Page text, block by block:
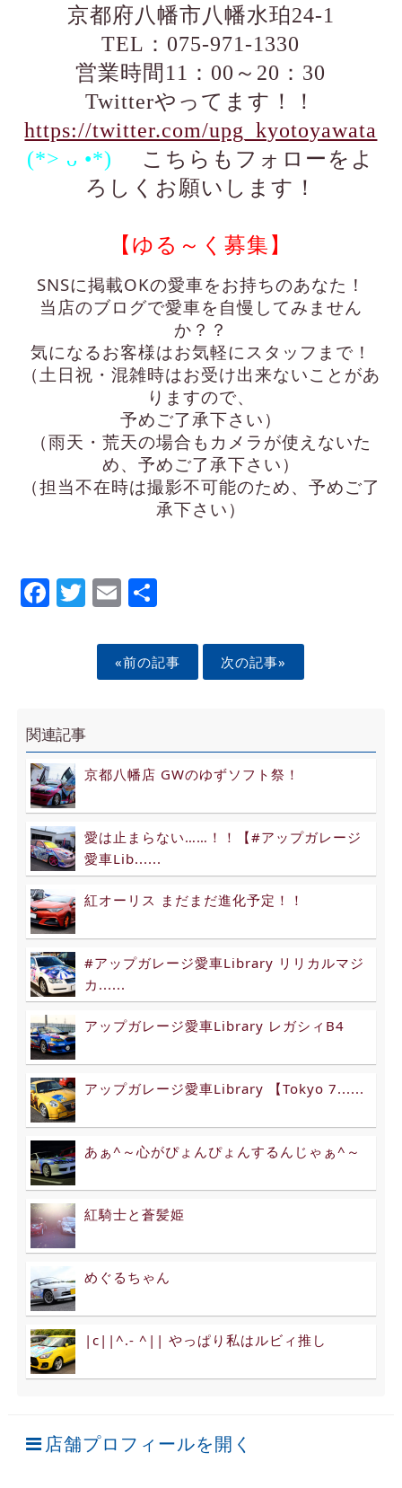
京都府八幡市八幡水珀24-1
TEL：075-971-1330
営業時間11：00～20：30
Twitterやってます！！
https://twitter.com/upg_kyotoyawata
(*> ᴗ •*)ゞ
こちらもフォローをよ
ろしくお願いします！
【ゆる～く募集】
SNSに掲載OKの愛車をお持ちのあなた！
当店のブログで愛車を自慢してみません
か？？
気になるお客様はお気軽にスタッフまで！
（土日祝・混雑時はお受け出来ないことがあ
りますので、
予めご了承下さい）
（雨天・荒天の場合もカメラが使えないた
め、予めご了承下さい）
（担当不在時は撮影不可能のため、予めご了
承下さい）
Facebook
Twitter
EmailShare
«前の記事 次の記事»
関連記事
京都八幡店 GWのゆずソフト祭！
愛は止まらない……！！【#アップガレージ
愛車Lib......
紅オーリス まだまだ進化予定！！
#アップガレージ愛車Library リリカルマジ
カ......
アップガレージ愛車Library レガシィB4
アップガレージ愛車Library 【Tokyo 7......
あぁ^～心がぴょんぴょんするんじゃぁ^～
紅騎士と蒼髪姫
めぐるちゃん
|c||^.- ^|| やっぱり私はルビィ推し
店舗プロフィールを開く